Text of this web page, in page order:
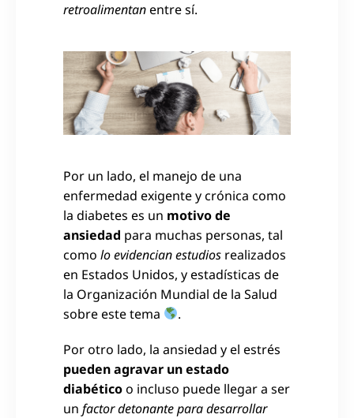
retroalimentanentre sí.
Por un lado, el manejo de una
enfermedad exigente y crónica como
la diabetes es un motivo de
ansiedad para muchas personas, tal
como lo evidencian estudios realizados
en Estados Unidos, y estadísticas de
la Organización Mundial de la Salud
sobre este tema
.
Por otro lado, la ansiedad y el estrés
pueden agravar un estado
diabéticoo incluso puede llegar a ser
un factor detonante para desarrollar